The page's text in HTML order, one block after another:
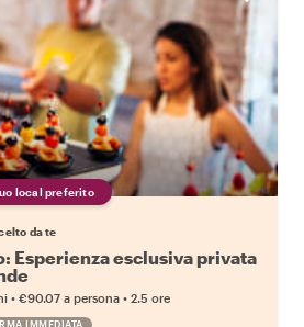
local preferito
da te
Esperienza esclusiva privata
• €90.07 a persona • 2.5 ore
IMMEDIATA